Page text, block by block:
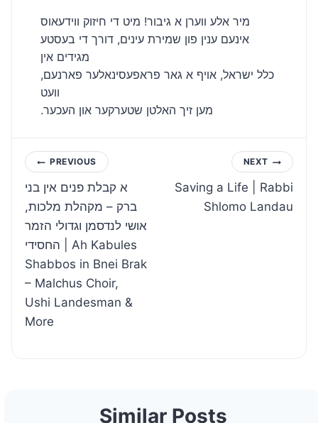
מיר אלע ווערן א גיבור! מיט די חיזוק ווידעאוס
אינעם ענין פון שמירת עינים, דורך די בעסטע
מגידים אין
כלל ישראל, אויף א גאר פראפעסינאלער פארנעם,
וועט
.מען זיך האלטן שטערקער און העכער
Post
navigation
PREVIOUS
א קבלת פנים אין בני
ברק – מקהלת מלכות,
אושי לנדסמן וגדולי הזמר
החסידי | Ah Kabules
Shabbos in Bnei Brak
– Malchus Choir,
Ushi Landesman &
More
NEXT
Saving a Life | Rabbi
Shlomo Landau
Similar Posts